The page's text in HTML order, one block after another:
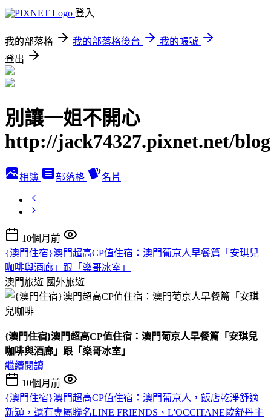
登入
我的部落格 我的部落格後台
我的帳號
登出
別讓一姐不開心
http://jack74327.pixnet.net/blog
相簿 部落格 名片
10個月前
{澳門住宿}澳門超高CP值住宿：澳門葡京人早餐篇「安琪兒
咖啡與酒廊」跟「燊哥冰室」
澳門旅遊 國外旅遊
{澳門住宿}澳門超高CP值住宿：澳門葡京人早餐篇「安琪兒
咖啡與酒廊」跟「燊哥冰室」
繼續閱讀
10個月前
{澳門住宿}澳門超高CP值住宿：澳門葡京人，飯店乾淨舒適
新穎，還有專屬聯名LINE FRIENDS、L'OCCITANE歐舒丹主